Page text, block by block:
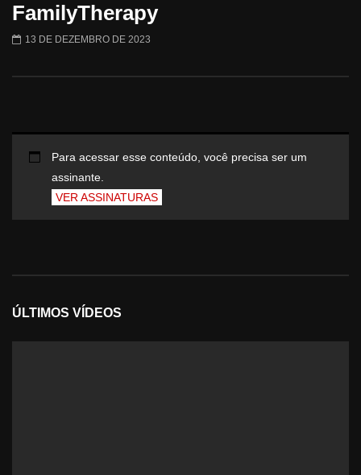
FamilyTherapy
13 DE DEZEMBRO DE 2023
Para acessar esse conteúdo, você precisa ser um
assinante.
VER ASSINATURAS
ÚLTIMOS VÍDEOS